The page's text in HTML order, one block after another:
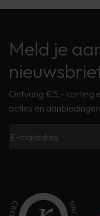
Meld je
Ontvang €5,- korting
acties en